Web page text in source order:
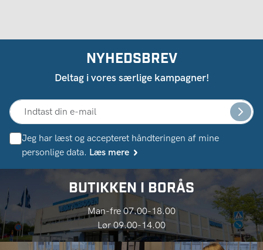
NYHEDSBREV
Deltag i vores særlige kampagner!
Jeg har læst og accepteret håndteringen af ​​mine
personlige data. Læs mere
BUTIKKEN I BORÅS
Man-fre 07.00-18.00
Lør 09.00-14.00